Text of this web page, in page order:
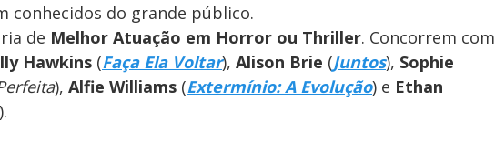
conhecidos do grande público.
de Melhor Atuação em Horror ou Thriller. Concorrem com
Hawkins (Faça Ela Voltar), Alison Brie (Juntos), Sophie
), Alfie Williams (Extermínio: A Evolução) e Ethan
).